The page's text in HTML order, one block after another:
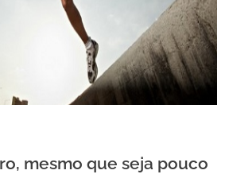
mesmo que seja pouco